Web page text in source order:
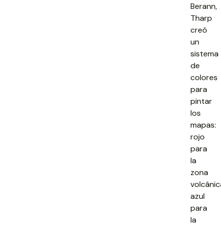
Berann,
Tharp
creó
un
sistema
de
colores
para
pintar
los
mapas:
rojo
para
la
zona
azul
para
la